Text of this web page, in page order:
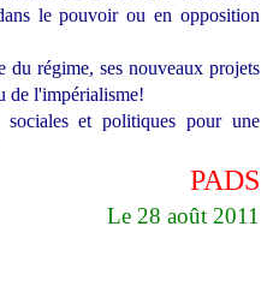
le pouvoir ou en opposition
du régime, ses nouveaux projets
de l'impérialisme!
sociales et politiques pour une
PADS
Le 28 août 2011